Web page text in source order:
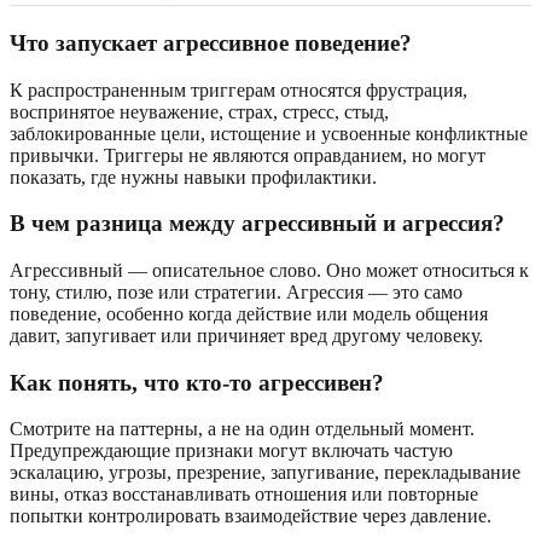
Что запускает агрессивное поведение?
К распространенным триггерам относятся фрустрация,
воспринятое неуважение, страх, стресс, стыд,
заблокированные цели, истощение и усвоенные конфликтные
привычки. Триггеры не являются оправданием, но могут
показать, где нужны навыки профилактики.
В чем разница между агрессивный и агрессия?
Агрессивный — описательное слово. Оно может относиться к
тону, стилю, позе или стратегии. Агрессия — это само
поведение, особенно когда действие или модель общения
давит, запугивает или причиняет вред другому человеку.
Как понять, что кто-то агрессивен?
Смотрите на паттерны, а не на один отдельный момент.
Предупреждающие признаки могут включать частую
эскалацию, угрозы, презрение, запугивание, перекладывание
вины, отказ восстанавливать отношения или повторные
попытки контролировать взаимодействие через давление.